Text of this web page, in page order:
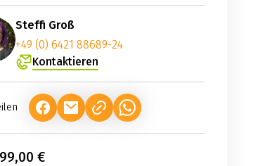
Steffi Groß
+49 (0) 6421 88689-24
Kontaktieren
(LINK ÖFFNET IN NEUEM TAB)
(LINK ÖFFNET IN NEUEM TAB)
(LINK ÖFFNET IN NEUEM
€